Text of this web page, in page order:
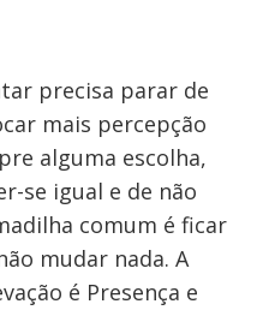
precisa parar de
mais percepção
alguma escolha,
se igual e de não
comum é ficar
mudar nada. A
é Presença e